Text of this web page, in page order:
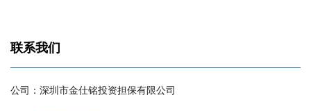
联系我们
公司：深圳市金仕铭投资担保有限公司